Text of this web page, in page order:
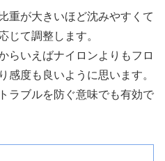
重が大きいほど沈みやすくて
じて調整します。
らいえばナイロンよりもフロ
感度も良いように思います。
ラブルを防ぐ意味でも有効で